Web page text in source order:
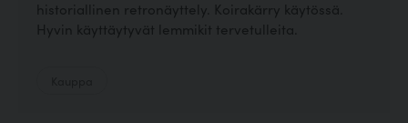
historiallinen retronäyttely. Koirakärry käytössä.
Hyvin käyttäytyvät lemmikit tervetulleita.